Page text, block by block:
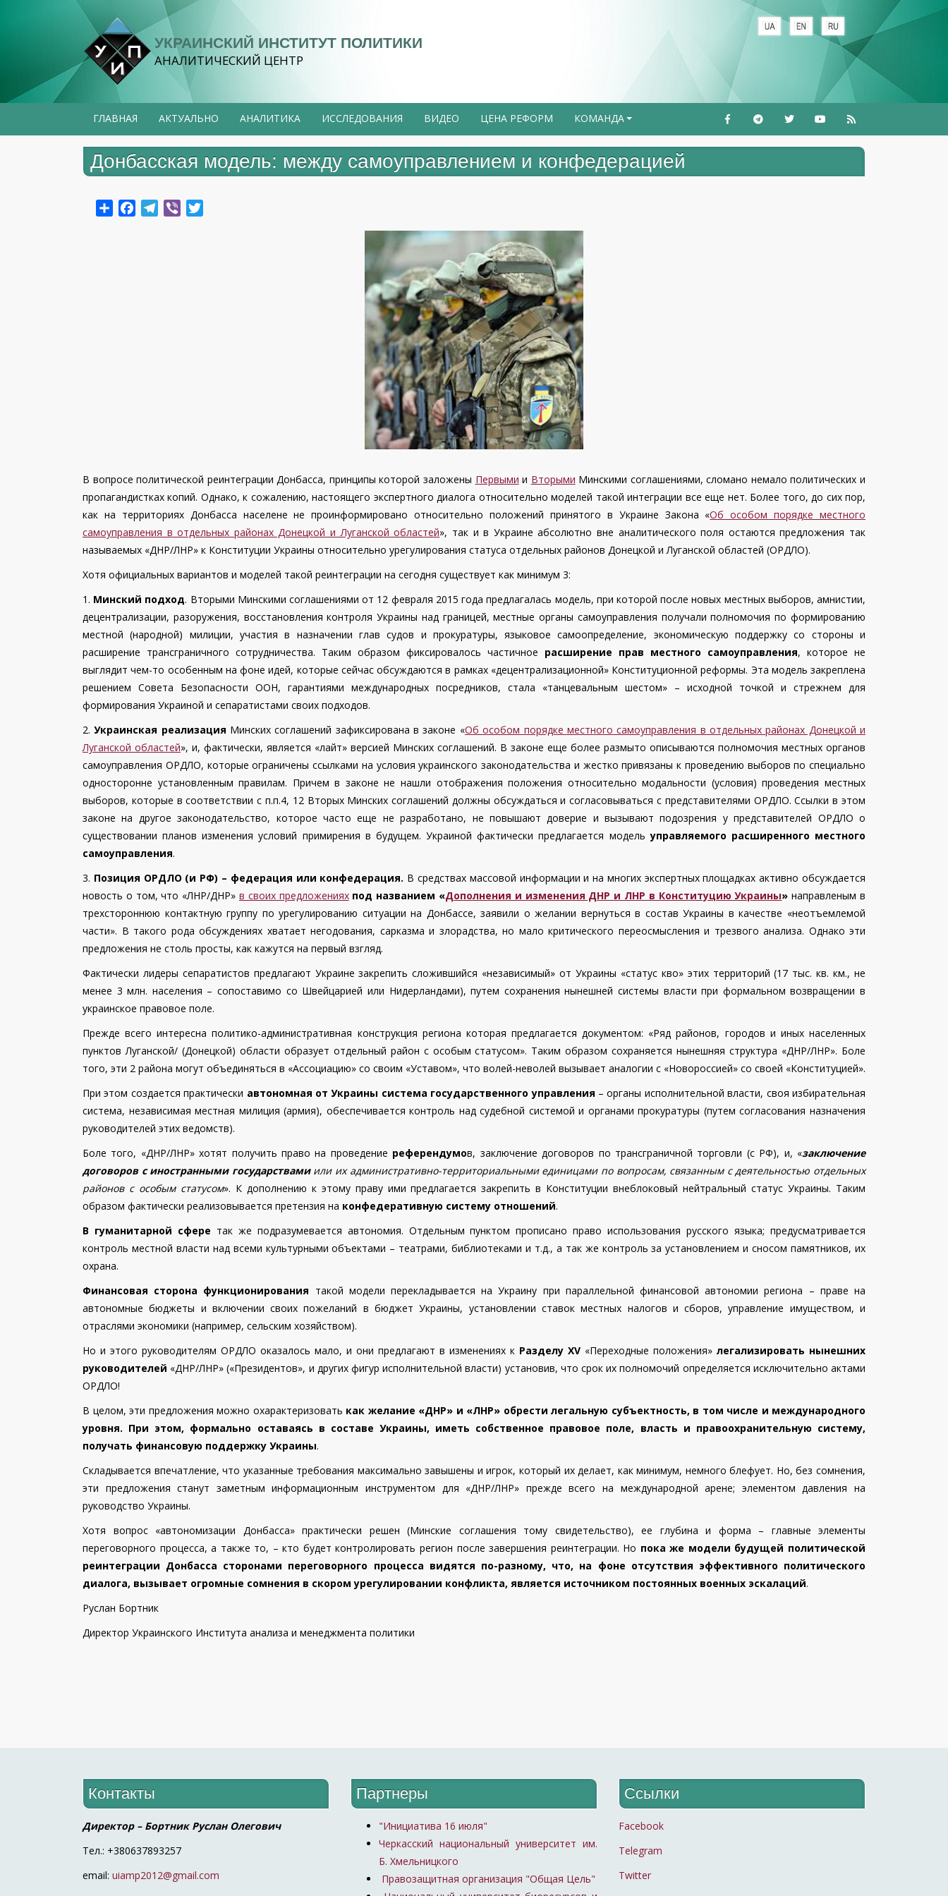
УКРАИНСКИЙ ИНСТИТУТ ПОЛИТИКИ
АНАЛИТИЧЕСКИЙ ЦЕНТР
ГЛАВНАЯ АКТУАЛЬНО АНАЛИТИКА ИССЛЕДОВАНИЯ ВИДЕО ЦЕНА РЕФОРМ +
КОМАНДА
Донбасская модель: между самоуправлением и конфедерацией
ShareFacebookTelegram
Viber
В вопросе политической реинтеграции Донбасса, принципы которой заложены Первыми и Вторыми Минскими соглашениями, сломано немало политических и
пропагандистках копий. Однако, к сожалению, настоящего экспертного диалога относительно моделей такой интеграции все еще нет. Более того, до сих пор,
как на территориях Донбасса населене не проинформировано относительно положений принятого в Украине Закона «Об особом порядке местного
самоуправления в отдельных районах Донецкой и Луганской областей», так и в Украине абсолютно вне аналитического поля остаются предложения так
называемых «ДНР/ЛНР» к Конституции Украины относительно урегулирования статуса отдельных районов Донецкой и Луганской областей (ОРДЛО).
Хотя официальных вариантов и моделей такой реинтеграции на сегодня существует как минимум 3:
1. Минский подход. Вторыми Минскими соглашениями от 12 февраля 2015 года предлагалась модель, при которой после новых местных выборов, амнистии,
децентрализации, разоружения, восстановления контроля Украины над границей, местные органы самоуправления получали полномочия по формированию
местной (народной) милиции, участия в назначении глав судов и прокуратуры, языковое самоопределение, экономическую поддержку со стороны и
расширение трансграничного сотрудничества. Таким образом фиксировалось частичное расширение прав местного самоуправления, которое не
выглядит чем-то особенным на фоне идей, которые сейчас обсуждаются в рамках «децентрализационной» Конституционной реформы. Эта модель закреплена
решением Совета Безопасности ООН, гарантиями международных посредников, стала «танцевальным шестом» – исходной точкой и стрежнем для
формирования Украиной и сепаратистами своих подходов.
2.Украинская реализация Минских соглашений зафиксирована в законе «Об особом порядке местного самоуправления в отдельных районах Донецкой и
Луганской областей», и, фактически, является «лайт» версией Минских соглашений. В законе еще более размыто описываются полномочия местных органов
самоуправления ОРДЛО, которые ограничены ссылками на условия украинского законодательства и жестко привязаны к проведению выборов по специально
односторонне установленным правилам. Причем в законе не нашли отображения положения относительно модальности (условия) проведения местных
выборов, которые в соответствии с п.п.4, 12 Вторых Минских соглашений должны обсуждаться и согласовываться с представителями ОРДЛО. Ссылки в этом
законе на другое законодательство, которое часто еще не разработано, не повышают доверие и вызывают подозрения у представителей ОРДЛО о
существовании планов изменения условий примирения в будущем. Украиной фактически предлагается модельуправляемого расширенного местного
самоуправления.
3. Позиция ОРДЛО (и РФ) – федерация или конфедерация. В средствах массовой информации и на многих экспертных площадках активно обсуждается
новость о том, что «ЛНР/ДНР» в своих предложениях под названием «Дополнения и изменения ДНР и ЛНР в Конституцию Украины»направленым в
трехстороннюю контактную группу по урегулированию ситуации на Донбассе, заявили о желании вернуться в состав Украины в качестве «неотъемлемой
части». В такого рода обсуждениях хватает негодования, сарказма и злорадства, но мало критического переосмысления и трезвого анализа. Однако эти
предложения не столь просты, как кажутся на первый взгляд.
Фактически лидеры сепаратистов предлагают Украине закрепить сложившийся «независимый» от Украины «статус кво» этих территорий (17 тыс. кв. км., не
менее 3 млн. населения – сопоставимо со Швейцарией или Нидерландами), путем сохранения нынешней системы власти при формальном возвращении в
украинское правовое поле.
Прежде всего интересна политико-административная конструкция региона которая предлагается документом: «Ряд районов, городов и иных населенных
пунктов Луганской/ (Донецкой) области образует отдельный район с особым статусом». Таким образом сохраняется нынешняя структура «ДНР/ЛНР». Боле
того, эти 2 района могут объединяться в «Ассоциацию» со своим «Уставом», что волей-неволей вызывает аналогии с «Новороссией» со своей «Конституцией».
При этом создается практически автономная от Украины система государственного управления – органы исполнительной власти, своя избирательная
система, независимая местная милиция (армия), обеспечивается контроль над судебной системой и органами прокуратуры (путем согласования назначения
руководителей этих ведомств).
Боле того, «ДНР/ЛНР» хотят получить право на проведение референдумов, заключение договоров по трансграничной торговли (с РФ), и, «заключение
договоров с иностранными государствамиили их административно-территориальными единицами по вопросам, связанным с деятельностью отдельных
районов с особым статусом». К дополнению к этому праву ими предлагается закрепить в Конституции внеблоковый нейтральный статус Украины. Таким
образом фактически реализовывается претензия на конфедеративную систему отношений.
В гуманитарной сфере так же подразумевается автономия. Отдельным пунктом прописано право использования русского языка; предусматривается
контроль местной власти над всеми культурными объектами – театрами, библиотеками и т.д., а так же контроль за установлением и сносом памятников, их
охрана.
Финансовая сторона функционирования такой модели перекладывается на Украину при параллельной финансовой автономии региона – праве на
автономные бюджеты и включении своих пожеланий в бюджет Украины, установлении ставок местных налогов и сборов, управление имуществом, и
отраслями экономики (например, сельским хозяйством).
Но и этого руководителям ОРДЛО оказалось мало, и они предлагают в изменениях к Разделу ХV «Переходные положения» легализировать нынешних
руководителей «ДНР/ЛНР» («Президентов», и других фигур исполнительной власти) установив, что срок их полномочий определяется исключительно актами
ОРДЛО!
В целом, эти предложения можно охарактеризовать как желание «ДНР» и «ЛНР» обрести легальную субъектность, в том числе и международного
уровня. При этом, формально оставаясь в составе Украины, иметь собственное правовое поле, власть и правоохранительную систему,
получать финансовую поддержку Украины.
Складывается впечатление, что указанные требования максимально завышены и игрок, который их делает, как минимум, немного блефует. Но, без сомнения,
эти предложения станут заметным информационным инструментом для «ДНР/ЛНР» прежде всего на международной арене; элементом давления на
руководство Украины.
Хотя вопрос «автономизации Донбасса» практически решен (Минские соглашения тому свидетельство), ее глубина и форма – главные элементы
переговорного процесса, а также то, – кто будет контролировать регион после завершения реинтеграции. Но пока же модели будущей политической
реинтеграции Донбасса сторонами переговорного процесса видятся по-разному, что, на фоне отсутствия эффективного политического
диалога, вызывает огромные сомнения в скором урегулировании конфликта, является источником постоянных военных эскалаций.
Руслан Бортник
Директор Украинского Института анализа и менеджмента политики
Контакты
Директор – Бортник Руслан Олегович
Тел.: +380637893257
email: uiamp2012@gmail.com
Партнеры
"Инициатива 16 июля"
Черкасский национальный университет им.
Б. Хмельницкого
Правозащитная организация "Общая Цель"
Ссылки
Facebook
Telegram
Twitter